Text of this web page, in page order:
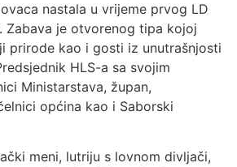
nastala u vrijeme prvog LD
Zabava je otvorenog tipa kojoj
prirode kao i gosti iz unutrašnjosti
HLS-a sa svojim
Ministarstava, župan,
općina kao i Saborski
meni, lutriju s lovnom divljači,